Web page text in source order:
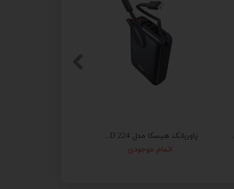
کیبورد و ماوس با سیم تسکو مدل TKM 8056
۲,۵۰۰,۰۰۰ تومان